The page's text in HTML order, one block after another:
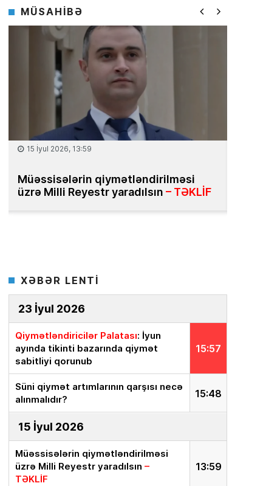
MÜSAHİBƏ
08 İyul 2026, 13:32
Bakıda milyonluq mənzillər niyə
bahadır?– Ekspert səbəbləri açıqlayır
XƏBƏR LENTİ
23 İyul 2026
15:57
Qiymətləndiricilər Palatası: İyun
ayında tikinti bazarında qiymət
sabitliyi qorunub
15:48
Süni qiymət artımlarının qarşısı necə
alınmalıdır?
15 İyul 2026
13:59
Müəssisələrin qiymətləndirilməsi
üzrə Milli Reyestr yaradılsın –
TƏKLİF